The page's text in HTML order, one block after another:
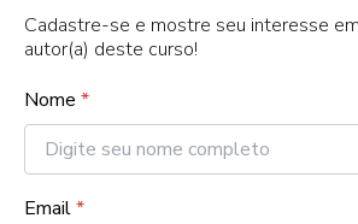
Cadastre-se e mostre seu interesse
autor(a) deste curso!
Nome *
Email*